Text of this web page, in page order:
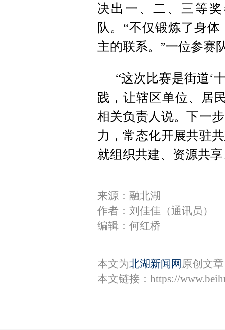
决出一、二、三等
队。“不仅锻炼了身
主的联系。”一位参赛
“这次比赛是街道‘
践，让辖区单位、居
相关负责人说。下一
力，常态化开展共驻
就组织共建、资源共
来源：融北湖
作者：刘佳佳（通讯员）
编辑：何红桥
本文为北湖新闻网 原创文
本文链接： https://